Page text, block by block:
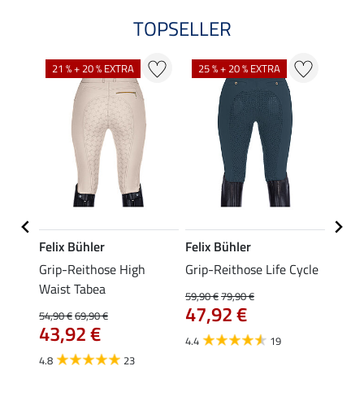
TOPSELLER
21 % + 20 % EXTRA
Felix Bühler
Grip-Reithose High
Waist Tabea
54,90 €69,90 €
43,92 €
4.8 23
25 % + 20 % EXTRA
Felix Bühler
Grip-Reithose Life Cycle
59,90 €79,90 €
47,92 €
4.4 19